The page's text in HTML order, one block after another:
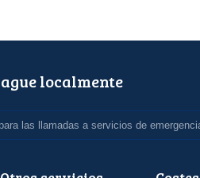
localmente
las llamadas a servicios de